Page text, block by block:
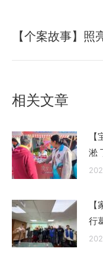
【个案故事】照
相关文章
淞
行